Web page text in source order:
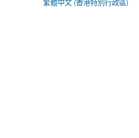
繁體中文 (香港特別行政區)